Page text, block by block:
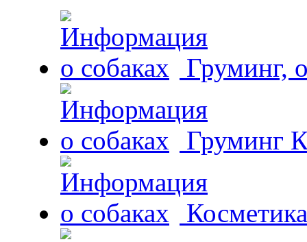
Груминг,
Груминг